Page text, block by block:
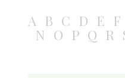
A B C D E F
N O P Q R